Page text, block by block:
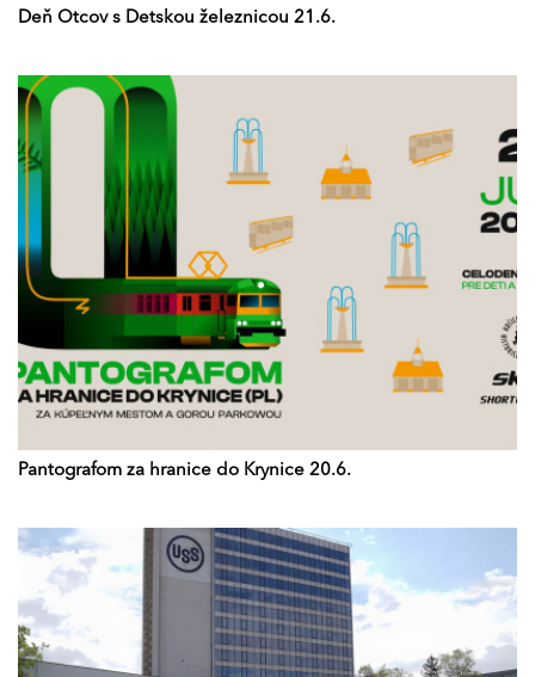
Deň Otcov s Detskou železnicou 21.6.
Pantografom za hranice do Krynice 20.6.